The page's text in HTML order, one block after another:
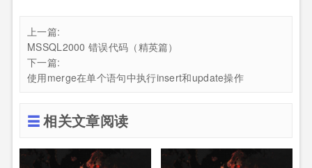
上一篇:
MSSQL2000 错误代码（精英篇）
下一篇:
使用merge在单个语句中执行insert和update操作
相关文章阅读